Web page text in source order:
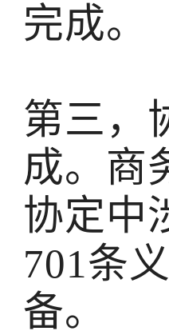
完成。
第三，
成。商
协定中
701条
备。